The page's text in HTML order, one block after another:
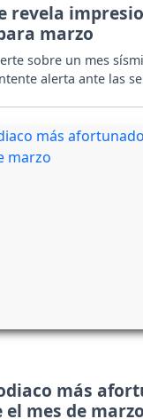
revela
marzo
sobre un mes
alerta ante las
más
mes de marzo